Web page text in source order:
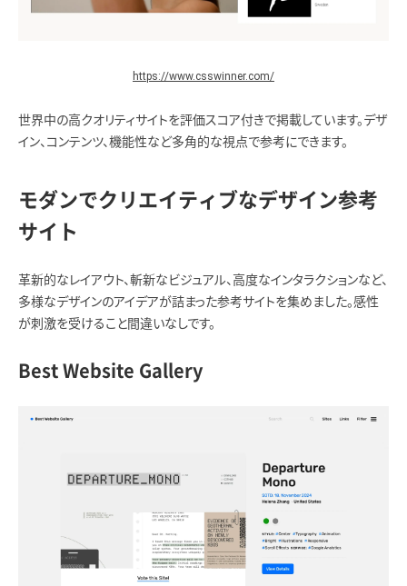
https://www.csswinner.com/
世界中の高クオリティサイトを評価スコア付きで掲載しています。デザ
イン、コンテンツ、機能性など多角的な視点で参考にできます。
モダンでクリエイティブなデザイン参考
サイト
革新的なレイアウト、斬新なビジュアル、高度なインタラクションなど、
多様なデザインのアイデアが詰まった参考サイトを集めました。感性
が刺激を受けること間違いなしです。
Best Website Gallery